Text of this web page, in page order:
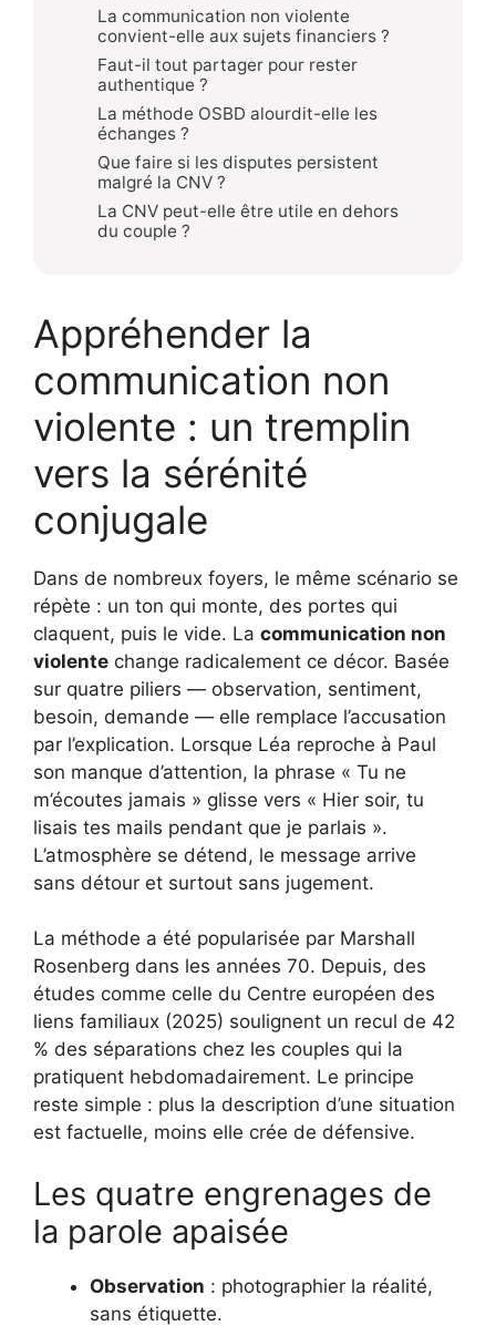
La communication non violente
convient-elle aux sujets financiers ?
Faut-il tout partager pour rester
authentique ?
La méthode OSBD alourdit-elle les
échanges ?
Que faire si les disputes persistent
malgré la CNV ?
La CNV peut-elle être utile en dehors
du couple ?
Appréhender la
communication non
violente : un tremplin
vers la sérénité
conjugale
Dans de nombreux foyers, le même scénario se
répète : un ton qui monte, des portes qui
claquent, puis le vide. La communication non
violente change radicalement ce décor. Basée
sur quatre piliers — observation, sentiment,
besoin, demande — elle remplace l’accusation
par l’explication. Lorsque Léa reproche à Paul
son manque d’attention, la phrase « Tu ne
m’écoutes jamais » glisse vers « Hier soir, tu
lisais tes mails pendant que je parlais ».
L’atmosphère se détend, le message arrive
sans détour et surtout sans jugement.
La méthode a été popularisée par Marshall
Rosenberg dans les années 70. Depuis, des
études comme celle du Centre européen des
liens familiaux (2025) soulignent un recul de 42
% des séparations chez les couples qui la
pratiquent hebdomadairement. Le principe
reste simple : plus la description d’une situation
est factuelle, moins elle crée de défensive.
Les quatre engrenages de
la parole apaisée
Observation : photographier la réalité,
sans étiquette.